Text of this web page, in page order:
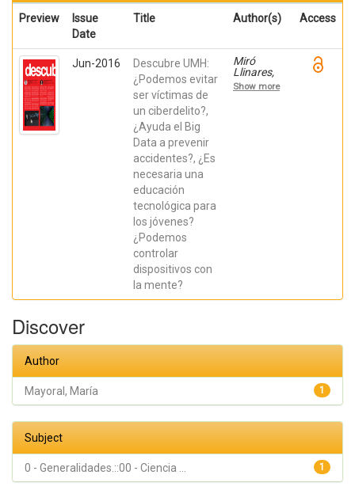
Preview
Issue
Date
Title Author(s) Access
Jun-2016
Descubre UMH:
¿Podemos evitar
ser víctimas de
un ciberdelito?,
¿Ayuda el Big
Data a prevenir
accidentes?, ¿Es
necesaria una
educación
tecnológica para
los jóvenes?
¿Podemos
controlar
dispositivos con
la mente?
Miró
Llinares,
Fernando;
Úbeda
Show more
Discover
Author
1
Mayoral, María
Subject
1
0 - Generalidades.::00 - Ciencia ...